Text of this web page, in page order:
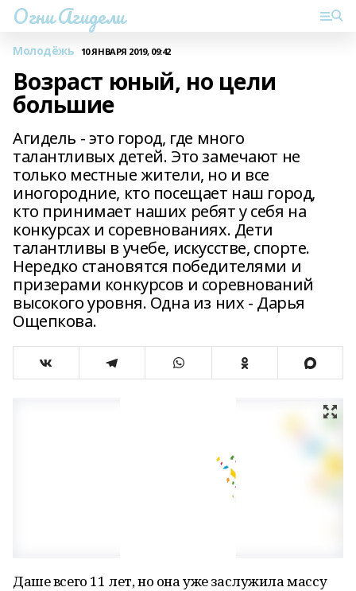
Огни Агидели
Молодёжь 10 ЯНВАРЯ 2019, 09:42
Возраст юный, но цели
большие
Агидель - это город, где много
талантливых детей. Это замечают не
только местные жители, но и все
иногородние, кто посещает наш город,
кто принимает наших ребят у себя на
конкурсах и соревнованиях. Дети
талантливы в учебе, искусстве, спорте.
Нередко становятся победителями и
призерами конкурсов и соревнований
высокого уровня. Одна из них - Дарья
Ощепкова.
Даше всего 11 лет, но она уже заслужила массу